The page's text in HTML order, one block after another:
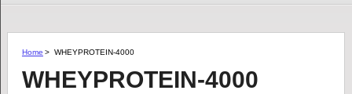
Home > WHEYPROTEIN-4000
WHEYPROTEIN-4000